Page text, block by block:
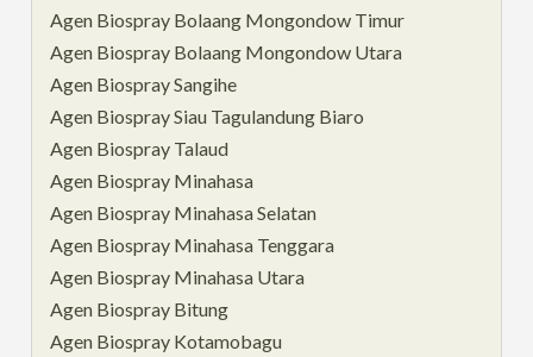
Agen Biospray Bolaang Mongondow Timur
Agen Biospray Bolaang Mongondow Utara
Agen Biospray Sangihe
Agen Biospray Siau Tagulandung Biaro
Agen Biospray Talaud
Agen Biospray Minahasa
Agen Biospray Minahasa Selatan
Agen Biospray Minahasa Tenggara
Agen Biospray Minahasa Utara
Agen Biospray Bitung
Agen Biospray Kotamobagu